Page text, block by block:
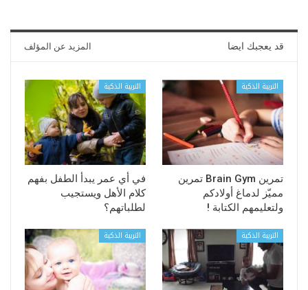
قد يعجبك ايضا المزيد عن المؤلف
التربية الذكية
تمرين Brain Gym تمرين
مميّز لدماغ أولادكم
ولتعليمهم الكتابة !
التربية الذكية
في أي عمر يبدأ الطفل بفهم
كلام الأهل ويستجيب
لطلباتهم؟
التربية الذكية التربية الذكية